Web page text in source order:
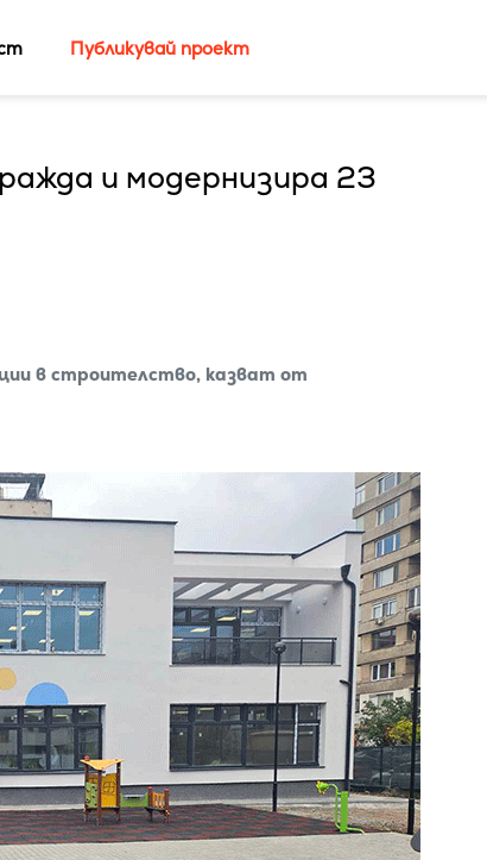
Публикувай проект
и модернизира 23
в строителство, казват от